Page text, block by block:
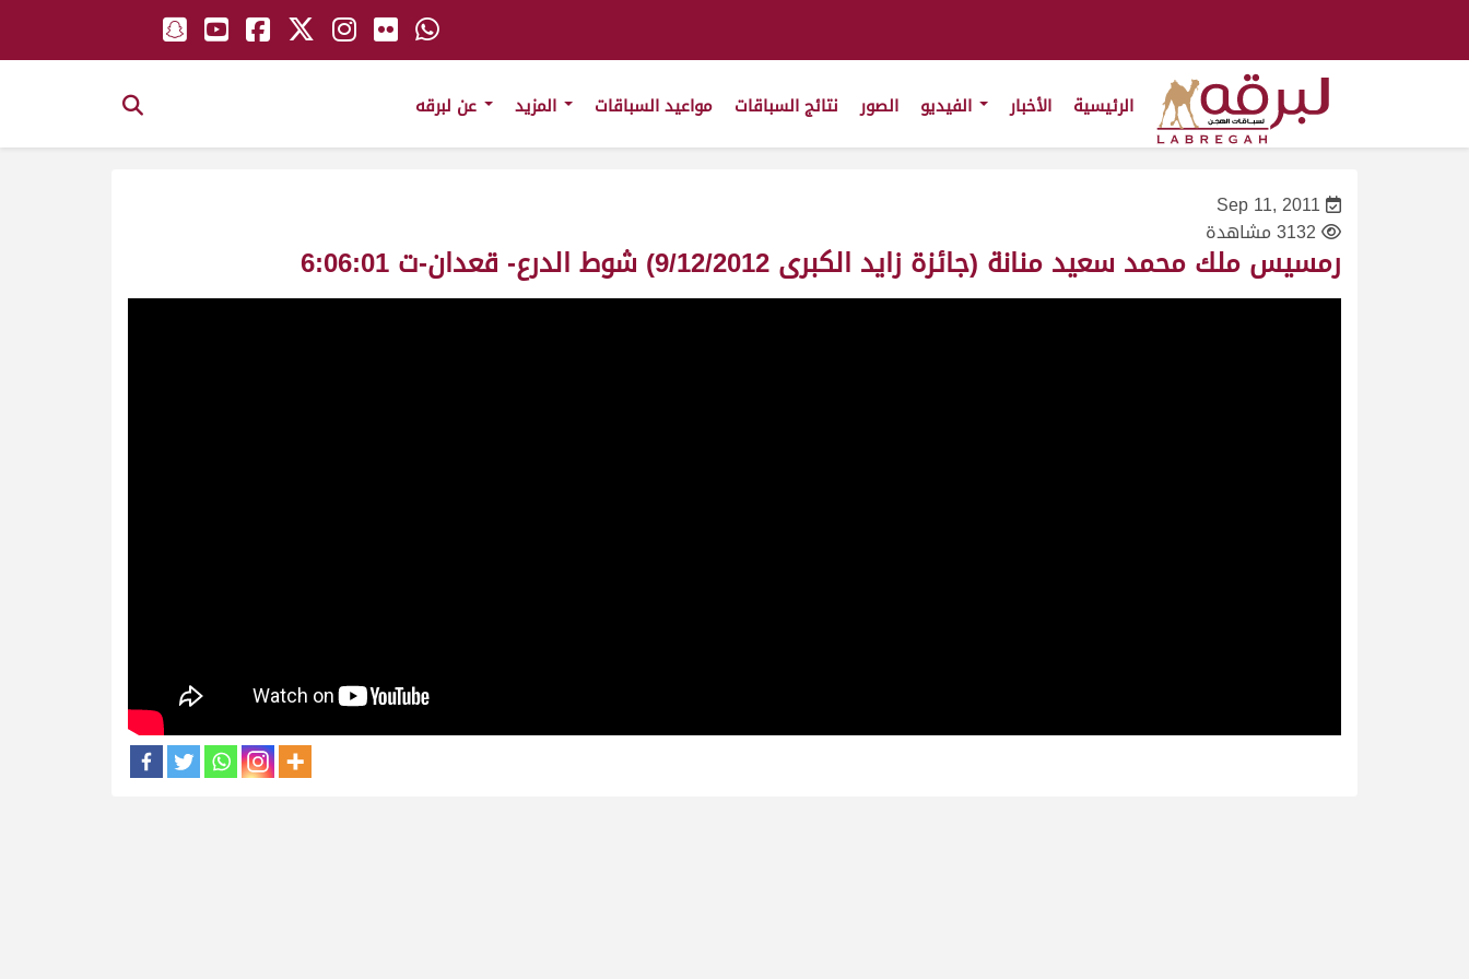
الرئيسية الأخبار الصور نتائج السباقات مواعيد السباقات
Sep 11, 2011
3132 مشاهدة
رمسيس ملك محمد سعيد منانة (جائزة زايد الكبرى 9/12/2012) شوط الدرع- قعدان-ت 6:06:01